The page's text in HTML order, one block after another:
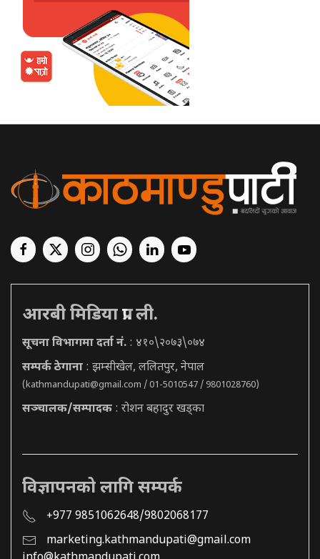
आरबी मिडिया प्रा. ली.
सूचना विभागमा दर्ता नं. : ४१०\२०७३\०७४
सम्पर्क ठेगाना : झम्सीखेल, ललितपुर, नेपाल
(kathmandupati@gmail.com / 01-5010547 / 9801028760)
सञ्चालक/सम्पादक : रोशन बहादुर खड्का
विज्ञापनको लागि सम्पर्क
+977 9851062648/9802068177
marketing.kathmandupati@gmail.com